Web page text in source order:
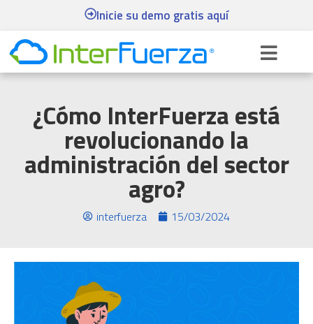
Inicie su demo gratis aquí
¿Cómo InterFuerza está
revolucionando la
administración del sector
agro?
interfuerza 15/03/2024